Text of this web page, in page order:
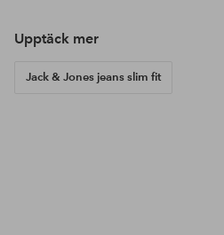
Upptäck mer
Jack & Jones jeans slim fit